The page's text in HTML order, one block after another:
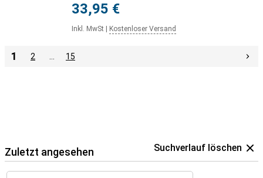
33,95 €
Inkl. MwSt Kostenloser Versand
1 2 15
Zuletzt angesehen Suchverlauf löschen